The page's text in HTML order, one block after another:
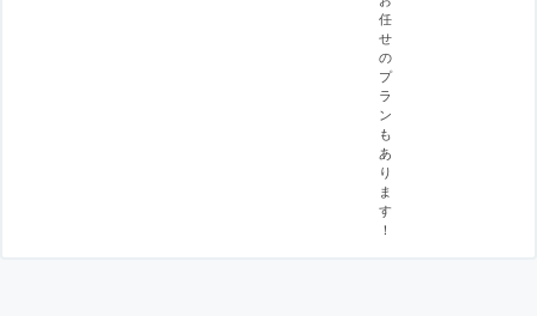
任
せ
の
プ
ラ
ン
も
あ
り
ま
す
！